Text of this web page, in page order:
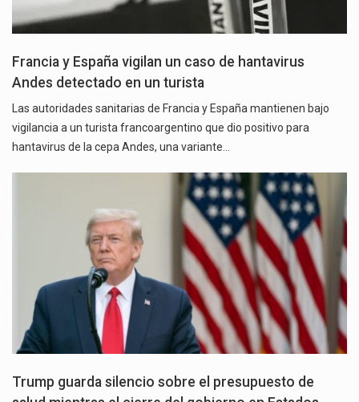
Francia y España vigilan un caso de hantavirus
Andes detectado en un turista
Las autoridades sanitarias de Francia y España mantienen bajo
vigilancia a un turista francoargentino que dio positivo para
hantavirus de la cepa Andes, una variante…
Trump guarda silencio sobre el presupuesto de